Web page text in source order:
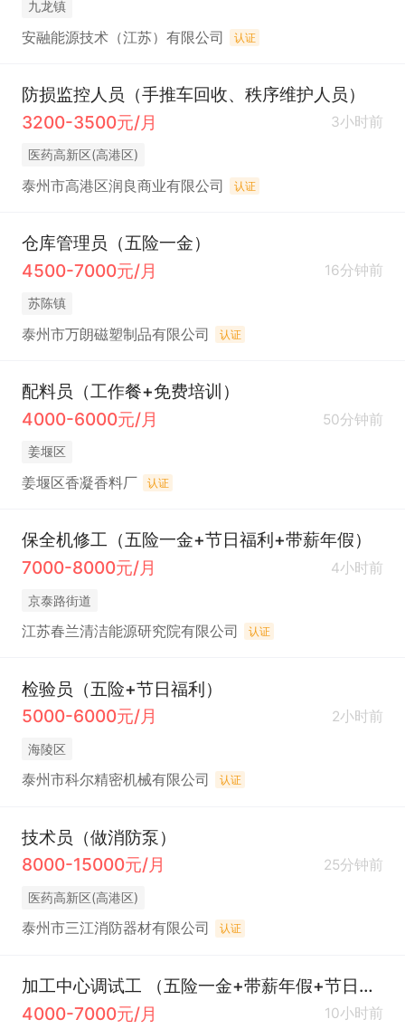
九龙镇
安融能源技术（江苏）有限公司 认证
防损监控人员（手推车回收、秩序维护人员）
3200-3500元/月
3小时前
医药高新区(高港区)
泰州市高港区润良商业有限公司 认证
仓库管理员（五险一金）
4500-7000元/月
16分钟前
苏陈镇
泰州市万朗磁塑制品有限公司 认证
配料员（工作餐+免费培训）
4000-6000元/月
50分钟前
姜堰区
姜堰区香凝香料厂 认证
保全机修工（五险一金+节日福利+带薪年假）
7000-8000元/月
4小时前
京泰路街道
江苏春兰清洁能源研究院有限公司 认证
检验员（五险+节日福利）
5000-6000元/月
2小时前
海陵区
泰州市科尔精密机械有限公司 认证
技术员（做消防泵）
8000-15000元/月
25分钟前
医药高新区(高港区)
泰州市三江消防器材有限公司 认证
加工中心调试工 （五险一金+带薪年假+节日福利）
4000-7000元/月
10小时前